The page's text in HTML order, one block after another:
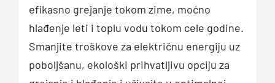
efikasno grejanje tokom zime, moćno
hlađenje leti i toplu vodu tokom cele godine.
Smanjite troškove za električnu energiju uz
poboljšanu, ekološki prihvatljivu opciju za